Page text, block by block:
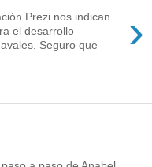
›
Prezi nos indican
el desarrollo
Seguro que